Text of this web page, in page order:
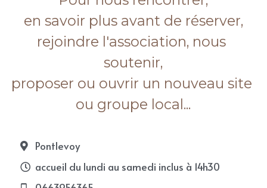
en savoir plus avant de réserver,
rejoindre l'association, nous
soutenir,
proposer ou ouvrir un nouveau site
ou groupe local...
Pontlevoy
accueil du lundi au samedi inclus à 14h30